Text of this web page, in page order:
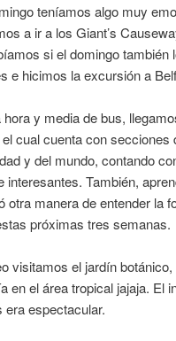
teníamos algo muy
a ir a los Giant’s
si el domingo
e hicimos la excursión a
hora y media de bus,
cual cuenta con secciones
y del mundo, contando
interesantes. También,
otra manera de entender la
próximas tres semanas.
visitamos el jardín
en el área tropical jajaja. El
era espectacular.